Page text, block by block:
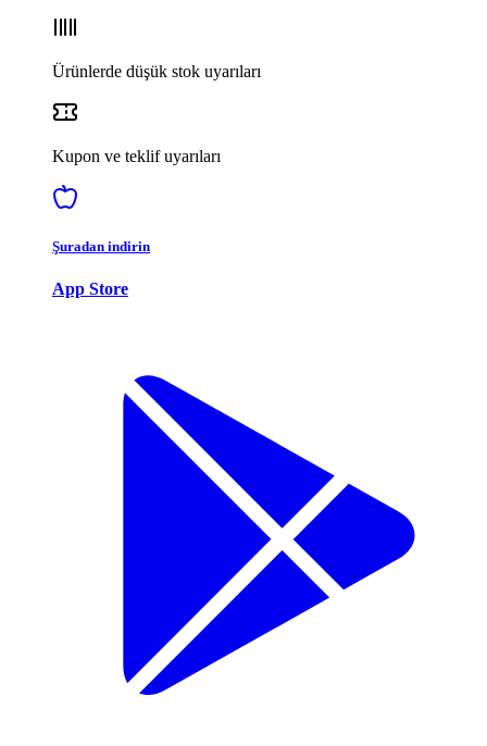
Ürünlerde düşük stok uyarıları
Kupon ve teklif uyarıları
Şuradan indirin
App Store